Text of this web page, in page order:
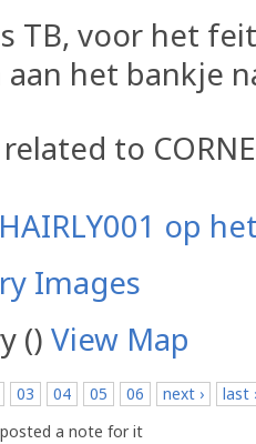
TB, voor het
het bankje
to
op
Images
() View Map
03 04 05 06 next ›
last
posted a note for it